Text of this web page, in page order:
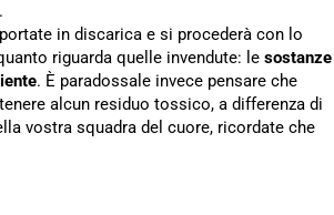
.
in discarica e si procederà con lo
riguarda quelle invendute: le sostanze
. È paradossale invece pensare che
alcun residuo tossico, a differenza di
vostra squadra del cuore, ricordate che